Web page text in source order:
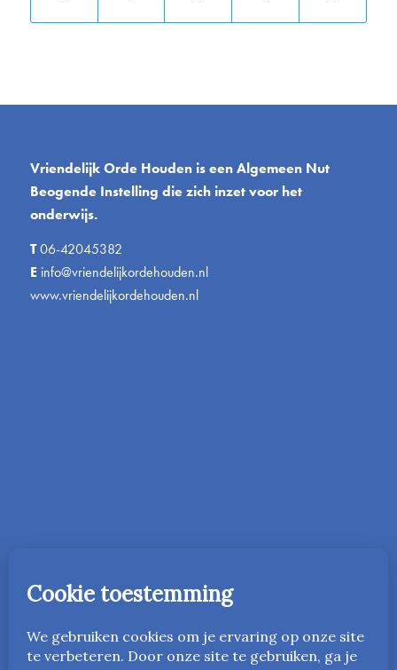
Vriendelijk Orde Houden is een Algemeen Nut
Beogende Instelling die zich inzet voor het
onderwijs.
T06-42045382
E info@vriendelijkordehouden.nl
www.vriendelijkordehouden.nl
gestart in Nederland. Vanaf 2023 is deze ook beschikbaar
in het Engels alswww.friendlyandfairteaching.com